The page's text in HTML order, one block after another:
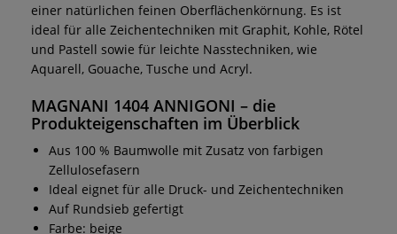
einer natürlichen feinen Oberflächenkörnung. Es ist
ideal für alle Zeichentechniken mit Graphit, Kohle, Rötel
und Pastell sowie für leichte Nasstechniken, wie
Aquarell, Gouache, Tusche und Acryl.
MAGNANI 1404 ANNIGONI – die
Produkteigenschaften im Überblick
Aus 100 % Baumwolle mit Zusatz von farbigen
Zellulosefasern
Ideal eignet für alle Druck- und Zeichentechniken
Auf Rundsieb gefertigt
Farbe: beige